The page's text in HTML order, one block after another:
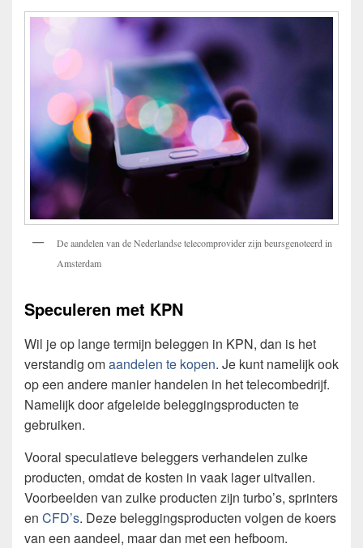
De aandelen van de Nederlandse telecomprovider zijn beursgenoteerd in
Amsterdam
Speculeren met KPN
Wil je op lange termijn beleggen in KPN, dan is het
verstandig omaandelen te kopen. Je kunt namelijk ook
op een andere manier handelen in het telecombedrijf.
Namelijk door afgeleide beleggingsproducten te
gebruiken.
Vooral speculatieve beleggers verhandelen zulke
producten, omdat de kosten in vaak lager uitvallen.
Voorbeelden van zulke producten zijn turbo’s, sprinters
en CFD’s. Deze beleggingsproducten volgen de koers
van een aandeel, maar dan met een hefboom.